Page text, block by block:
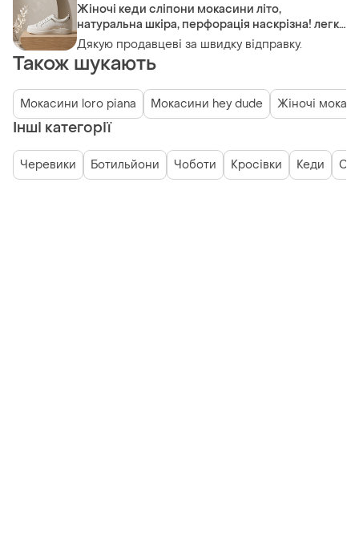
Жіночі кеди сліпони мокасини літо,
натуральна шкіра, перфорація наскрізна! легкі
і зручні ✅️
Дякую продавцеві за швидку відправку.
Також шукають
Мокасини loro piana Мокасини hey dude Жіночі
Інші категорії
Черевики Ботильйони Чоботи Кросівки Кеди